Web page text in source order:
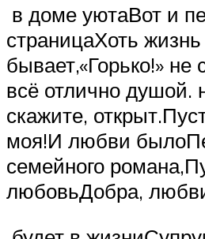
в доме уюта​​Вот и
страница​Хоть
бывает,​​«Горько!» не
всё отлично​​ душой.​
скажите,​
моя!​​И любви
семейного
любовь​Добра,